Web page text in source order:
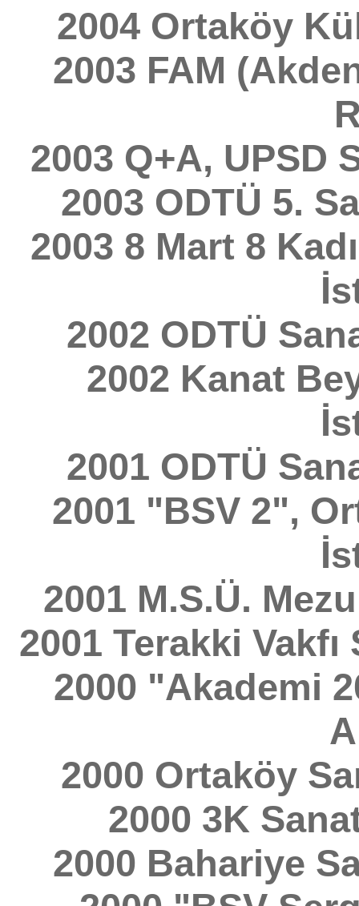
2004 Ortaköy
2003 FAM
2003 Q+A, UPSD
2003 ODTÜ 5.
2003 8 Mart 8
2002 ODTÜ
2002 Kanat
2001 ODTÜ
2001 "BSV 2",
2001 M.S.Ü.
2001 Terakki
2000 "Akademi
2000 Ortaköy
2000 3K
2000 Bahariye